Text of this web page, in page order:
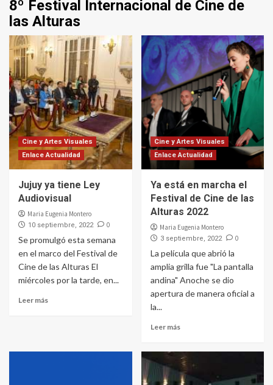
8º Festival Internacional de Cine de
las Alturas
Cine y Artes Visuales
Enlace Actualidad
Jujuy ya tiene Ley
Audiovisual
Maria Eugenia Montero
10 septiembre, 2022 0
Se promulgó esta semana
en el marco del Festival de
Cine de las Alturas El
miércoles por la tarde, en...
Leer más
Cine y Artes Visuales
Enlace Actualidad
Ya está en marcha el
Festival de Cine de las
Alturas 2022
Maria Eugenia Montero
3 septiembre, 2022 0
La película que abrió la
amplia grilla fue "La pantalla
andina" Anoche se dio
apertura de manera oficial a
la...
Leer más